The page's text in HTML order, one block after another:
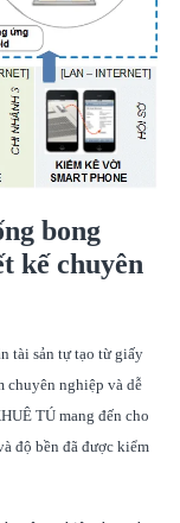
bong
kế chuyên
tài sản tự tạo từ giấy
chuyên nghiệp và dễ
TÚ mang đến cho
độ bền đã được kiểm